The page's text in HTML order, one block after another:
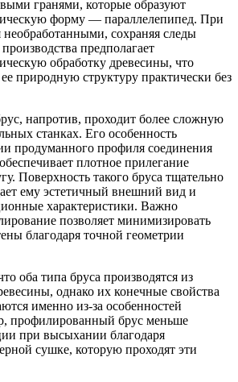
гранями, которые образуют
форму — параллелепипед. При
сохраняя следы
предполагает
обработку древесины, что
природную структуру практически без
напротив, проходит более сложную
станках. Его особенность
продуманного профиля соединения
плотное прилегание
Поверхность такого бруса тщательно
ему эстетичный внешний вид и
характеристики. Важно
позволяет минимизировать
благодаря точной геометрии
оба типа бруса производятся из
однако их конечные свойства
именно из-за особенностей
профилированный брус меньше
при высыхании благодаря
сушке, которую проходят эти